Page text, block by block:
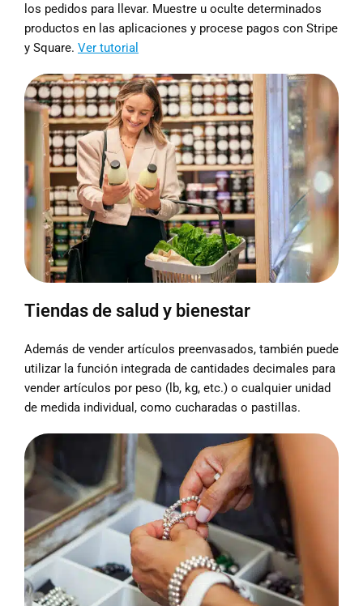
los pedidos para llevar. Muestre u oculte determinados
productos en las aplicaciones y procese pagos con Stripe
y Square. Ver tutorial
Tiendas de salud y bienestar
Además de vender artículos preenvasados, también puede
utilizar la función integrada de cantidades decimales para
vender artículos por peso (lb, kg, etc.) o cualquier unidad
de medida individual, como cucharadas o pastillas.